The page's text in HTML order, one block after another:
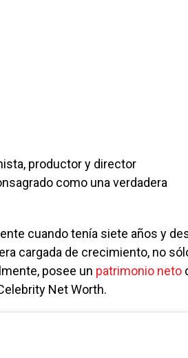
productor y director
como una verdadera
cuando tenía siete años y
cargada de crecimiento, no
posee un patrimonio neto
Net Worth.